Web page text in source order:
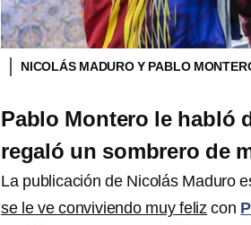
NICOLÁS MADURO Y PABLO
Pablo Montero le habló
regaló un sombrero de
La publicación de Nicolás Maduro
se le ve conviviendo muy feliz con